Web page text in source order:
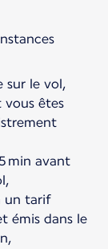
sur le vol,
êtes
min avant
un tarif
émis dans le